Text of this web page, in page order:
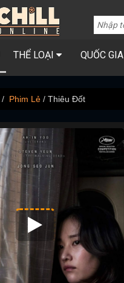
THỂ LOẠI QUỐC GIA
Phim Lẻ Thiêu Đốt